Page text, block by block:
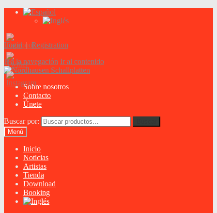
Login|Registration
Ir a la navegación Ir al contenido
Sobre nosotros
Contacto
Únete
Buscar por:
Menú
Inicio
Noticias
Artistas
Tienda
Download
Booking